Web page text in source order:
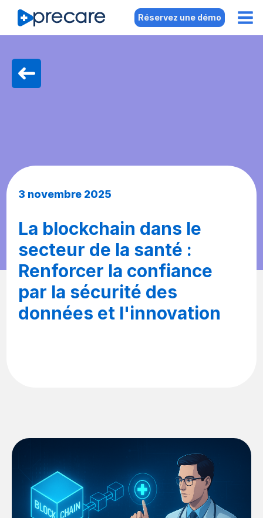
Réservez une démo
3 novembre 2025
La blockchain dans le
secteur de la santé :
Renforcer la confiance
par la sécurité des
données et l'innovation